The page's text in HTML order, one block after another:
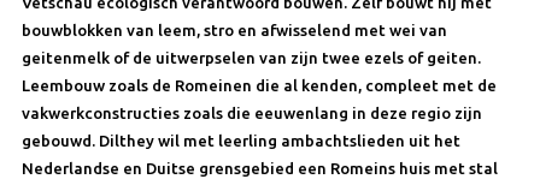
bouwblokken van leem, stro en afwisselend met wei van
geitenmelk of de uitwerpselen van zijn twee ezels of geiten.
Leembouw zoals de Romeinen die al kenden, compleet met de
vakwerkconstructies zoals die eeuwenlang in deze regio zijn
gebouwd. Dilthey wil met leerling ambachtslieden uit het
Nederlandse en Duitse grensgebied een Romeins huis met stal